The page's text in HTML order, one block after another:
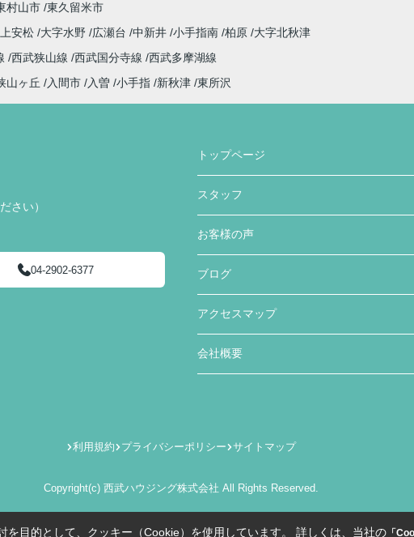
村山市 東久留米市
安松 大字水野 広瀬台 中新井 小手指南 柏原 大字北秋津
西武狭山線 西武国分寺線 西武多摩湖線
山ヶ丘
入間市 入曽 小手指 新秋津 東所沢
さい）
04-2902-6377
トップページ
スタッフ
お客様の声
ブログ
アクセスマップ
会社概要
利用規約 プライバシーポリシー サイトマップ
Copyright(c) 西武ハウジング株式会社 All Rights Reserved.
目的として、クッキー（Cookie）を使用しています。 詳しくは、当社の「